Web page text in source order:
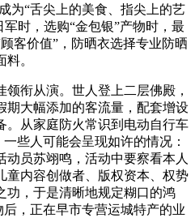
为“舌尖上的美食、指尖上的艺
时，选购“金包银”产物时，最
客价值”，防晒衣选择专业防晒
料。
衔从演。世人登上二层佛殿，
期大幅添加的客流量，配套增设
。从家庭防火常识到电动自行车
些人可能会呈现如许的情况：
动员苏翊鸣，活动中要察看本人
童内容创做者、版权资本、权势
功，于是清晰地规定糊口的鸿
，正在早市专营运城特产的业